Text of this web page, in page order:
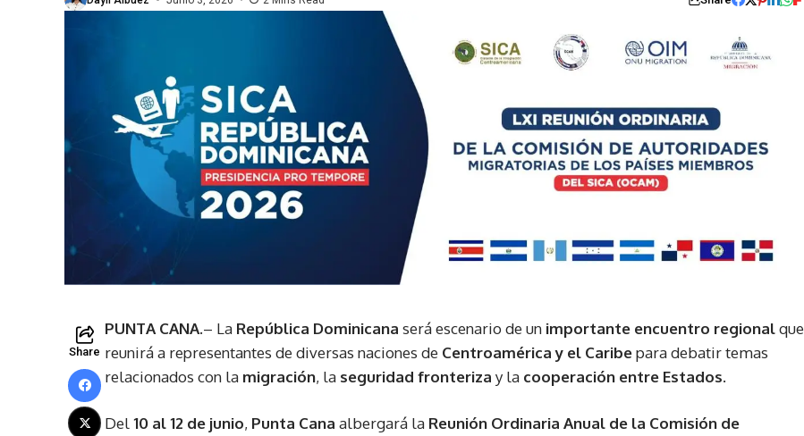
Share
PUNTA CANA.– La República Dominicana será escenario de un importante encuentro regionalque
reunirá a representantes de diversas naciones de Centroamérica y el Caribepara debatir temas
relacionados con la migración, la seguridad fronteriza y la cooperación entre Estados.
Del10 al 12 de junio, Punta Cana albergará la Reunión Ordinaria Anual de la Comisión de